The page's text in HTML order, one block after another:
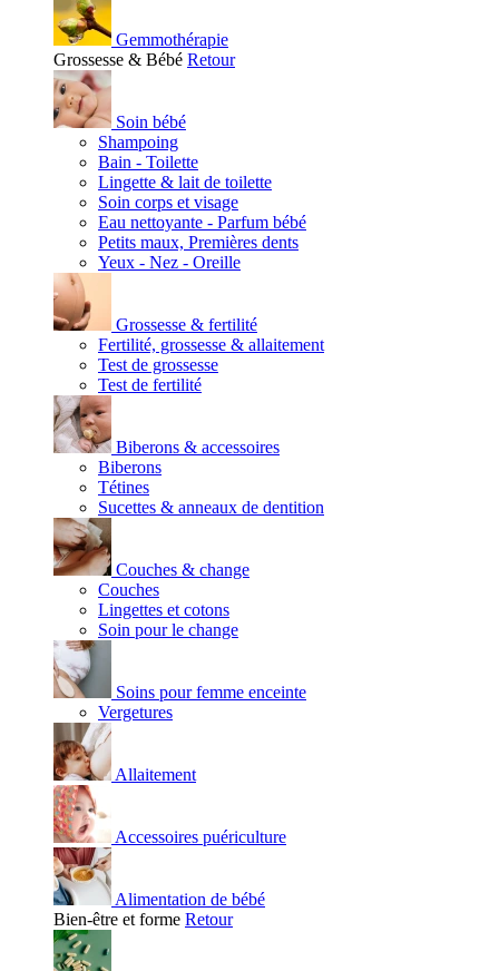
Gemmothérapie
Grossesse & Bébé Retour
Soin bébé
Shampoing
Bain - Toilette
Lingette & lait de toilette
Soin corps et visage
Eau nettoyante - Parfum bébé
Petits maux, Premières dents
Yeux - Nez - Oreille
Grossesse & fertilité
Fertilité, grossesse & allaitement
Test de grossesse
Test de fertilité
Biberons & accessoires
Biberons
Tétines
Sucettes & anneaux de dentition
Couches & change
Couches
Lingettes et cotons
Soin pour le change
Soins pour femme enceinte
Vergetures
Allaitement
Accessoires puériculture
Alimentation de bébé
Bien-être et forme Retour